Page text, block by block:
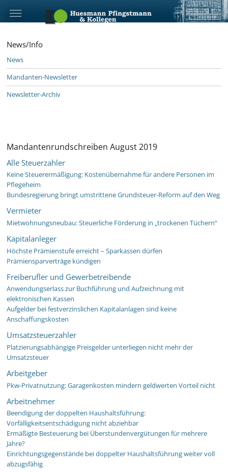
News/Info
News
Mandanten-Newsletter
Newsletter-Archiv
Mandantenrundschreiben August 2019
Alle Steuerzahler
Keine Steuerermäßigung: Kostenübernahme für andere Personen im
Pflegeheim
Bundesregierung bringt umstrittene Grundsteuer-Reform auf den Weg
Vermieter
Mietwohnungsneubau: Steuerliche Förderung in „trockenen Tüchern“
Kapitalanleger
Höchste Prämienstufe erreicht – Sparkassen dürfen
Prämiensparverträge kündigen
Freiberufler und Gewerbetreibende
Anwendungserlass zur Buchführung und Aufzeichnung mit
elektronischen Kassen
Aufgelder bei festverzinslichen Kapitalanlagen sind keine
Anschaffungskosten
Umsatzsteuerzahler
Platzierungsabhängige Preisgelder unterliegen nicht mehr der
Umsatzsteuer
Arbeitgeber
Pkw-Privatnutzung: Garagenkosten mindern geldwerten Vorteil nicht
Arbeitnehmer
Beendigung der doppelten Haushaltsführung:
Vorfälligkeitsentschädigung nicht abziehbar
Ermäßigte Besteuerung bei Überstundenvergütungen für mehrere
Jahre?
Einrichtungsgegenstände bei doppelter Haushaltsführung weiter voll
abzugsfähig